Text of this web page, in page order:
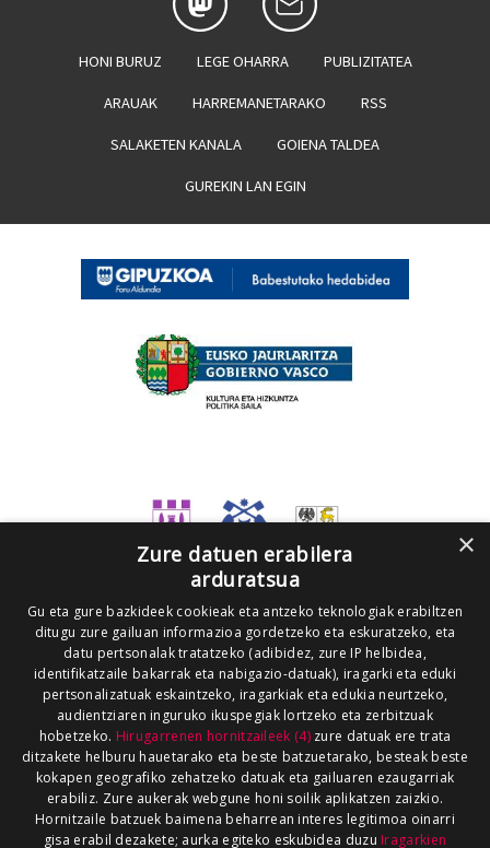
HONI BURUZ LEGE OHARRA PUBLIZITATEA
ARAUAK HARREMANETARAKO RSS
SALAKETEN KANALA GOIENA TALDEA
GUREKIN LAN EGIN
×
Zure datuen erabilera
arduratsua
Gu eta gure bazkideek cookieak eta antzeko teknologiak erabiltzen
ditugu zure gailuan informazioa gordetzeko eta eskuratzeko, eta
datu pertsonalak tratatzeko (adibidez, zure IP helbidea,
identifikatzaile bakarrak eta nabigazio-datuak), iragarki eta eduki
pertsonalizatuak eskaintzeko, iragarkiak eta edukia neurtzeko,
audientziaren inguruko ikuspegiak lortzeko eta zerbitzuak
hobetzeko. Hirugarrenen hornitzaileek (4)zure datuak ere trata
ditzakete helburu hauetarako eta beste batzuetarako, besteak beste
kokapen geografiko zehatzeko datuak eta gailuaren ezaugarriak
erabiliz. Zure aukerak webgune honi soilik aplikatzen zaizkio.
Hornitzaile batzuek baimena beharrean interes legitimoa oinarri
gisa erabil dezakete; aurka egiteko eskubidea duzu Iragarkien